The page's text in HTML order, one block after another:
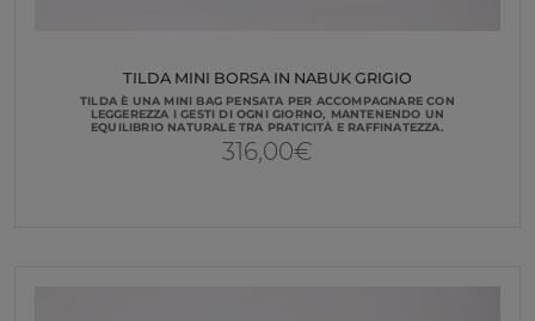
TILDA MINI BORSA IN NABUK GRIGIO
TILDA È UNA MINI BAG PENSATA PER ACCOMPAGNARE CON
LEGGEREZZA I GESTI DI OGNI GIORNO, MANTENENDO UN
EQUILIBRIO NATURALE TRA PRATICITÀ E RAFFINATEZZA.
316,00€